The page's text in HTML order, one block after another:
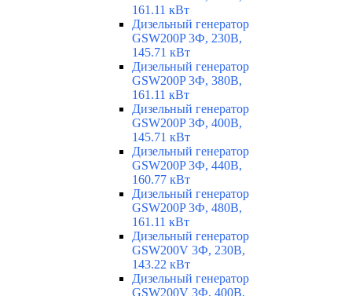
161.11 кВт
Дизельный генератор
GSW200P 3Ф, 230В,
145.71 кВт
Дизельный генератор
GSW200P 3Ф, 380В,
161.11 кВт
Дизельный генератор
GSW200P 3Ф, 400В,
145.71 кВт
Дизельный генератор
GSW200P 3Ф, 440В,
160.77 кВт
Дизельный генератор
GSW200P 3Ф, 480В,
161.11 кВт
Дизельный генератор
GSW200V 3Ф, 230В,
143.22 кВт
Дизельный генератор
GSW200V 3Ф, 400В,